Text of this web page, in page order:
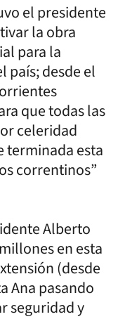
el presidente
la obra
para la
país; desde el
que todas las
celeridad
terminada esta
correntinos”
Alberto
en esta
(desde
Ana pasando
seguridad y